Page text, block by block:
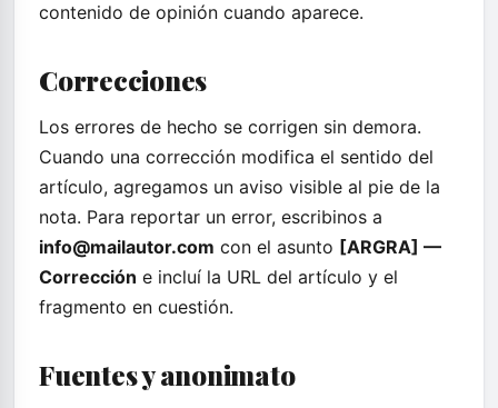
contenido de opinión cuando aparece.
Correcciones
Los errores de hecho se corrigen sin demora.
Cuando una corrección modifica el sentido del
artículo, agregamos un aviso visible al pie de la
nota. Para reportar un error, escribinos a
info@mailautor.com con el asunto [ARGRA] —
Corrección e incluí la URL del artículo y el
fragmento en cuestión.
Fuentes y anonimato